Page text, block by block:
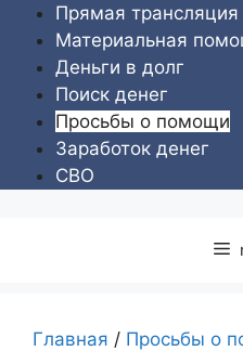
Перейти
содержимому
Прямая
Материальная
Деньги в долг
Поиск денег
Просьбы о помощи
Заработок денег
СВО
Главная / Просьбы о